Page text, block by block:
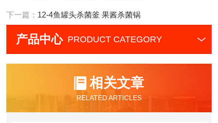
下一篇： 12-4鱼罐头杀菌釜 果酱杀菌锅
产品中心 PRODUCT CATEGORY
相关文章
RELATED ARTICLES